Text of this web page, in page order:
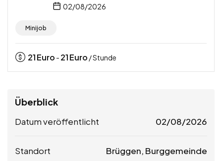
02/08/2026
Minijob
21Euro - 21Euro / Stunde
Überblick
Datum veröffentlicht 02/08/2026
Standort Brüggen, Burggemeinde